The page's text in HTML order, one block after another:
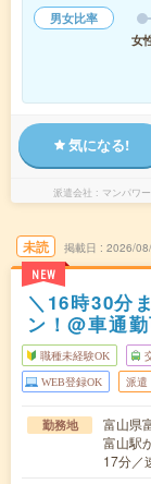
男女比率
女
気になる!
派遣会社 マンパワ
未読
NEW
掲載日 2026/
＼16時30分
ン！@車通
職種未経験OK
WEB登録OK 派遣
勤務地
富山県
富山駅
17分／